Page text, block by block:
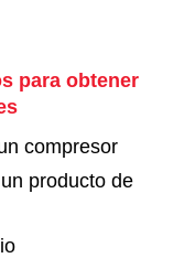
para obtener
compresor
producto de